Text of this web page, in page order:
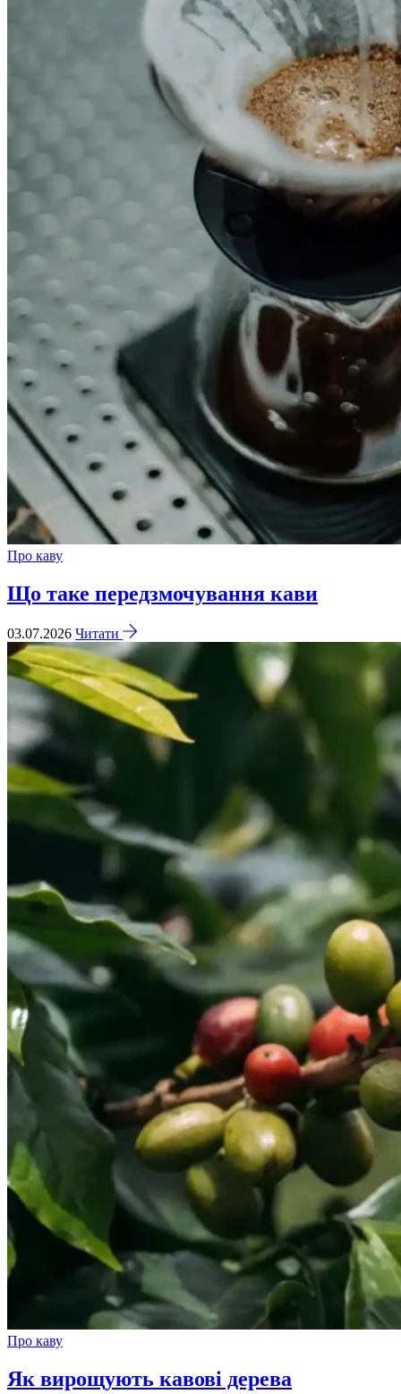
Про каву
Що таке передзмочування кави
03.07.2026 Читати
Про каву
Як вирощують кавові дерева